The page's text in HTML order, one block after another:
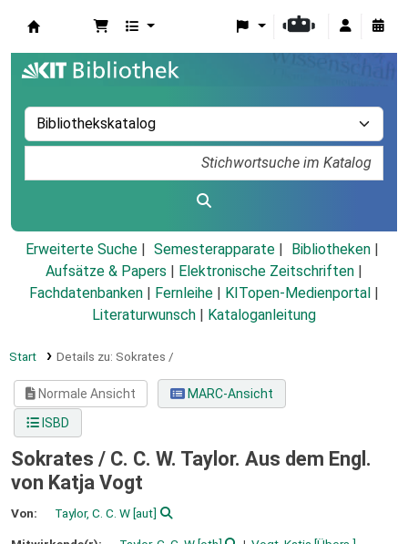
Erweiterte Suche Semesterapparate
Bibliotheken
Aufsätze & Papers
Elektronische Zeitschriften
Fachdatenbanken
Fernleihe KITopen-Medienportal
Literaturwunsch
Kataloganleitung
Start Details zu: Sokrates /
Normale Ansicht
MARC-Ansicht
ISBD
Sokrates / C. C. W. Taylor. Aus dem Engl.
von Katja Vogt
Von: Taylor, C. C. W[aut]